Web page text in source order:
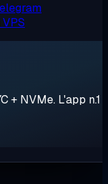
+ NVMe. L'app n.1